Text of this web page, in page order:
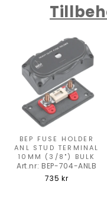
BEP FUSE HOLDER
ANL STUD TERMINAL
10MM (3/8") BULK
Art.nr: BEP-704-ANLB
735 kr